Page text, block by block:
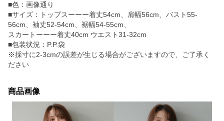
■色：画像通り
■サイズ：トップスーーー着丈54cm、肩幅56cm、バスト55-
56cm、袖丈52-54cm、裾幅54-55cm、
スカートーーー着丈40cm ウエスト31-32cm
■包装状況：P.P.袋
※採寸に2-3cmの誤差が生じる場合がございますので、ご了承く
ださい
商品画像